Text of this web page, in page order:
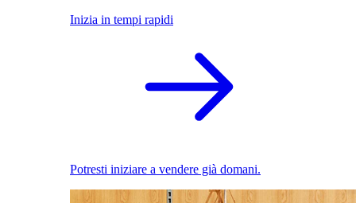
Inizia in tempi rapidi
Potresti iniziare a vendere già domani.